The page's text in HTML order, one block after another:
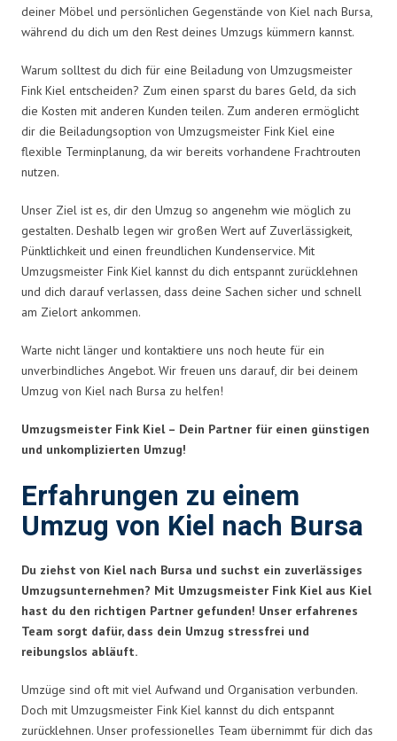
deiner Möbel und persönlichen Gegenstände von Kiel nach Bursa,
während du dich um den Rest deines Umzugs kümmern kannst.
Warum solltest du dich für eine Beiladung von Umzugsmeister
Fink Kiel entscheiden? Zum einen sparst du bares Geld, da sich
die Kosten mit anderen Kunden teilen. Zum anderen ermöglicht
dir die Beiladungsoption von Umzugsmeister Fink Kiel eine
flexible Terminplanung, da wir bereits vorhandene Frachtrouten
nutzen.
Unser Ziel ist es, dir den Umzug so angenehm wie möglich zu
gestalten. Deshalb legen wir großen Wert auf Zuverlässigkeit,
Pünktlichkeit und einen freundlichen Kundenservice. Mit
Umzugsmeister Fink Kiel kannst du dich entspannt zurücklehnen
und dich darauf verlassen, dass deine Sachen sicher und schnell
am Zielort ankommen.
Warte nicht länger und kontaktiere uns noch heute für ein
unverbindliches Angebot. Wir freuen uns darauf, dir bei deinem
Umzug von Kiel nach Bursa zu helfen!
Umzugsmeister Fink Kiel – Dein Partner für einen günstigen
und unkomplizierten Umzug!
Erfahrungen zu einem
Umzug von Kiel nach Bursa
Du ziehst von Kiel nach Bursa und suchst ein zuverlässiges
Umzugsunternehmen? Mit Umzugsmeister Fink Kiel aus Kiel
hast du den richtigen Partner gefunden! Unser erfahrenes
Team sorgt dafür, dass dein Umzug stressfrei und
reibungslos abläuft.
Umzüge sind oft mit viel Aufwand und Organisation verbunden.
Doch mit Umzugsmeister Fink Kiel kannst du dich entspannt
zurücklehnen. Unser professionelles Team übernimmt für dich das